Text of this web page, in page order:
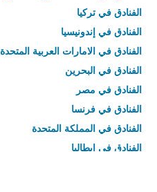
الفنادق في تركيا
الفنادق في إندونيسيا
الفنادق في الامارات العربية المتحدة
الفنادق في البحرين
الفنادق في مصر
الفنادق في فرنسا
الفنادق في المملكة المتحدة
الفنادق في إيطاليا